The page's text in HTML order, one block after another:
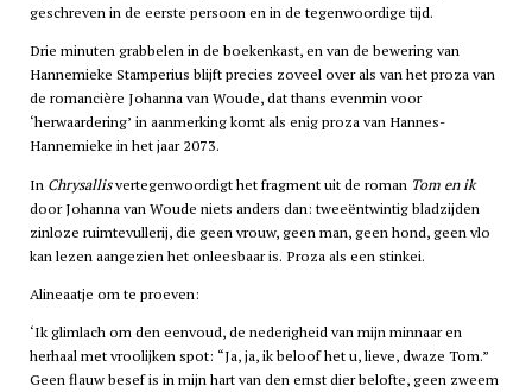
geschreven in de eerste persoon en in de tegenwoordige tijd.
Drie minuten grabbelen in de boekenkast, en van de bewering van
Hannemieke Stamperius blijft precies zoveel over als van het proza van
de romancière Johanna van Woude, dat thans evenmin voor
‘herwaardering’ in aanmerking komt als enig proza van Hannes-
Hannemieke in het jaar 2073.
In Chrysallisvertegenwoordigt het fragment uit de roman Tom en ik
door Johanna van Woude niets anders dan: tweeëntwintig bladzijden
zinloze ruimtevullerij, die geen vrouw, geen man, geen hond, geen vlo
kan lezen aangezien het onleesbaar is. Proza als een stinkei.
Alineaatje om te proeven:
‘Ik glimlach om den eenvoud, de nederigheid van mijn minnaar en
herhaal met vroolijken spot: “Ja, ja, ik beloof het u, lieve, dwaze Tom.”
Geen flauw besef is in mijn hart van den ernst dier belofte, geen zweem